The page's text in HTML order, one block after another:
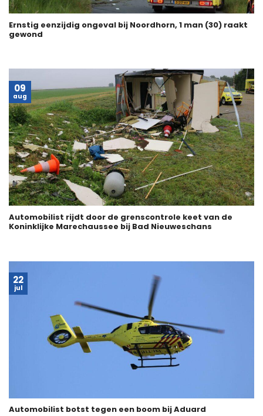
Ernstig eenzijdig ongeval bij Noordhorn, 1 man (30) raakt
gewond
Automobilist rijdt door de grenscontrole keet van de
Koninklijke Marechaussee bij Bad Nieuweschans
09
aug
Automobilist botst tegen een boom bij Aduard
22
jul